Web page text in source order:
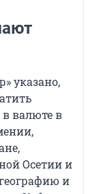
указано,
валюте в
Осетии и
и